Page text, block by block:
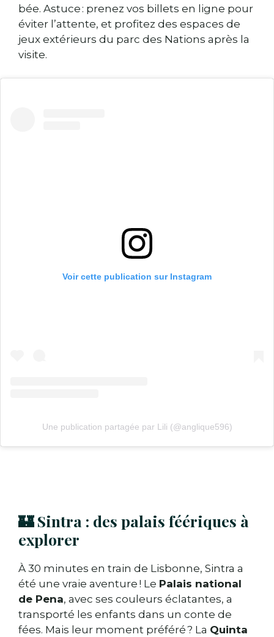
bée. Astuce : prenez vos billets en ligne pour
éviter l’attente, et profitez des espaces de
jeux extérieurs du parc des Nations après la
visite.
Voir cette publication sur Instagram
Une publication partagée par Lili (@anglique596)
🏰 Sintra : des palais féériques à
explorer
À 30 minutes en train de Lisbonne, Sintra a
été une vraie aventure ! Le Palais national
de Pena, avec ses couleurs éclatantes, a
transporté les enfants dans un conte de
fées. Mais leur moment préféré ? La Quinta